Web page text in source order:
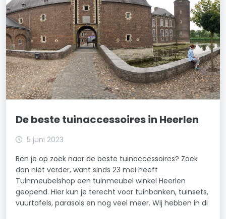
De beste tuinaccessoires in Heerlen
5 juni 2023
Ben je op zoek naar de beste tuinaccessoires? Zoek
dan niet verder, want sinds 23 mei heeft
Tuinmeubelshop een tuinmeubel winkel Heerlen
geopend. Hier kun je terecht voor tuinbanken, tuinsets,
vuurtafels, parasols en nog veel meer. Wij hebben in di